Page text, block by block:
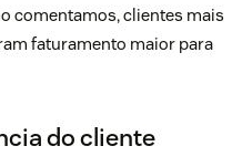
comentamos, clientes mais
faturamento maior para
do cliente